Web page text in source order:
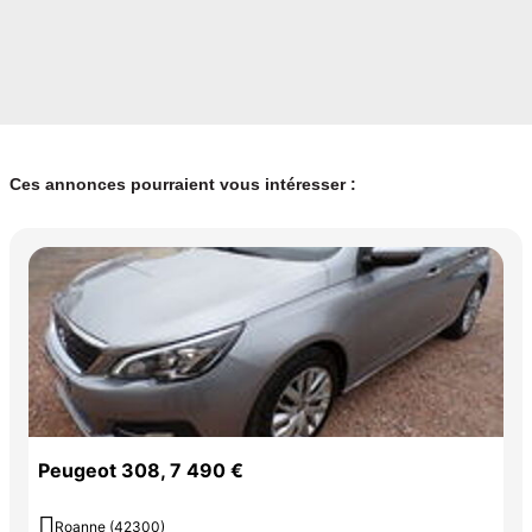
Ces annonces pourraient vous intéresser :
Peugeot 308, 7 490 €
Roanne (42300)